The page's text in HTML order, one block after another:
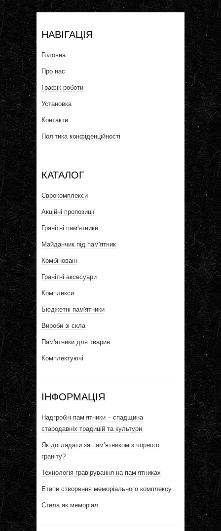
НАВІГАЦІЯ
Головна
Про нас
Графік роботи
Установка
Контакти
Політика конфіденційності
КАТАЛОГ
Єврокомплекси
Акційні пропозиції
Гранітні пам'ятники
Майданчик під пам'ятник
Комбіновані
Гранітні аксесуари
Комплекси
Бюджетні пам'ятники
Вироби зі скла
Пам'ятники для тварин
Комплектуючі
ІНФОРМАЦІЯ
Надгробні пам’ятники – спадщина
стародавніх традицій та культури
Як доглядати за пам’ятником з чорного
граніту?
Технологія гравірування на пам’ятниках
Етапи створення меморіального комплексу
Стела як меморіал